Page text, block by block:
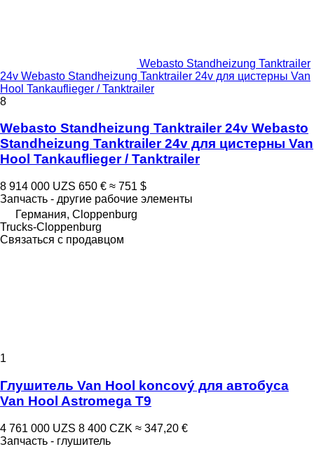
Webasto Standheizung Tanktrailer
24v Webasto Standheizung Tanktrailer 24v для цистерны Van
Hool Tankauflieger / Tanktrailer
8
Webasto Standheizung Tanktrailer 24v Webasto
Standheizung Tanktrailer 24v для цистерны Van
Hool Tankauflieger / Tanktrailer
8 914 000 UZS 650 € ≈ 751 $
Запчасть - другие рабочие элементы
Германия, Cloppenburg
Trucks-Cloppenburg
Связаться с продавцом
1
Глушитель Van Hool koncový для автобуса
Van Hool Astromega T9
4 761 000 UZS 8 400 CZK ≈ 347,20 €
Запчасть - глушитель